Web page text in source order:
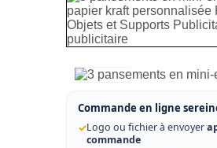
Commande en ligne
✓Logo ou fichier à envoyer
commande